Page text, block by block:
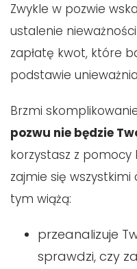
Zwykle w pozwie
ustalenie
zapłatę kwot, które
podstawie
Brzmi
pozwu nie będzie
korzystasz z
zajmie się
tym wiążą:
przeanalizuje
sprawdzi, czy